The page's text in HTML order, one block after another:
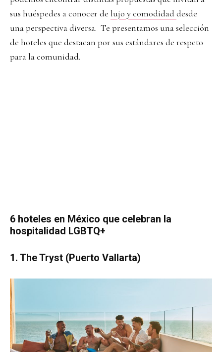
sus huéspedes a conocer de lujo y comodidaddesde
una perspectiva diversa. Te presentamos una selección
de hoteles que destacan por sus estándares de respeto
para la comunidad.
6 hoteles en México que celebran la
hospitalidad LGBTQ+
1. The Tryst (Puerto Vallarta)